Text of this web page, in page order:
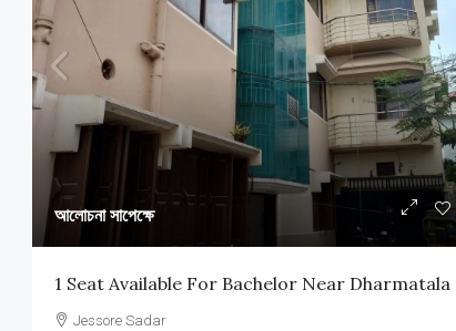
আলোচনা সাপেক্ষে
1 Seat Available For Bachelor Near Dharmatala
Jessore Sadar